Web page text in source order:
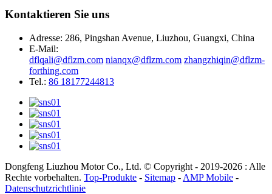
Kontaktieren Sie uns
Adresse: 286, Pingshan Avenue, Liuzhou, Guangxi, China
E-Mail:
dflqali@dflzm.com nianqx@dflzm.com zhangzhiqin@dflzm-
forthing.com
Tel.: 86 18177244813
Dongfeng Liuzhou Motor Co., Ltd. © Copyright - 2019-2026 : Alle
Rechte vorbehalten. Top-Produkte - Sitemap - AMP Mobile -
Datenschutzrichtlinie